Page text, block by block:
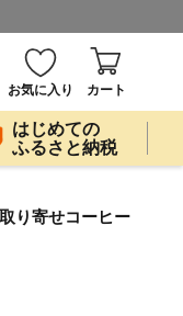
お気に入り カート
はじめての
ふるさと納税
り寄せコーヒー